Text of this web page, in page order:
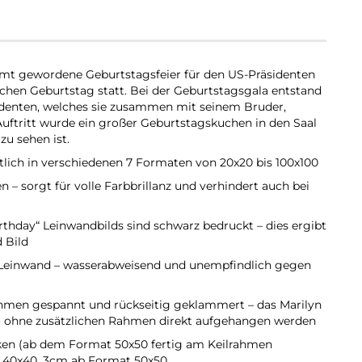
gewordene Geburtstagsfeier für den US-Präsidenten
Geburtstag statt. Bei der Geburtstagsgala entstand
welches sie zusammen mit seinem Bruder,
wurde ein großer Geburtstagskuchen in den Saal
sehen ist.
in verschiedenen 7 Formaten von 20x20 bis 100x100
sorgt für volle Farbbrillanz und verhindert auch bei
Leinwandbilds sind schwarz bedruckt – dies ergibt
Bild
– wasserabweisend und unempfindlich gegen
gespannt und rückseitig geklammert – das Marilyn
zusätzlichen Rahmen direkt aufgehangen werden
(ab dem Format 50x50 fertig am Keilrahmen